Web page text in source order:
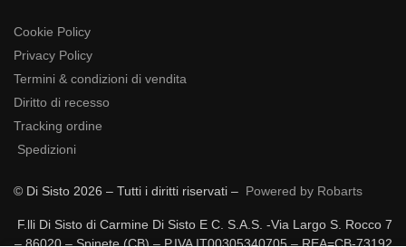
Cookie Policy
Privacy Policy
Termini & condizioni di vendita
Diritto di recesso
Tracking ordine
Spedizioni
© Di Sisto 2026 – Tutti i diritti riservati – Powered by Robarts
F.lli Di Sisto di Carmine Di Sisto E C. S.A.S. -Via Largo S. Rocco 7
– 86020 – Spinete (CB) – P.IVA IT00305340705 – REA=CB-73192